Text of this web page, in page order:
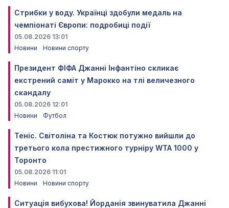
Стрибки у воду. Українці здобули медаль на
чемпіонаті Європи: подробиці події
05.08.2026 13:01
Новини
Новини спорту
Президент ФІФА Джанні Інфантіно скликає
екстрений саміт у Марокко на тлі величезного
скандалу
05.08.2026 12:01
Новини
Футбол
Теніс. Світоліна та Костюк потужно вийшли до
третього кола престижного турніру WTA 1000 у
Торонто
05.08.2026 11:01
Новини
Новини спорту
Ситуація вибухова! Йорданія звинуватила Джанні